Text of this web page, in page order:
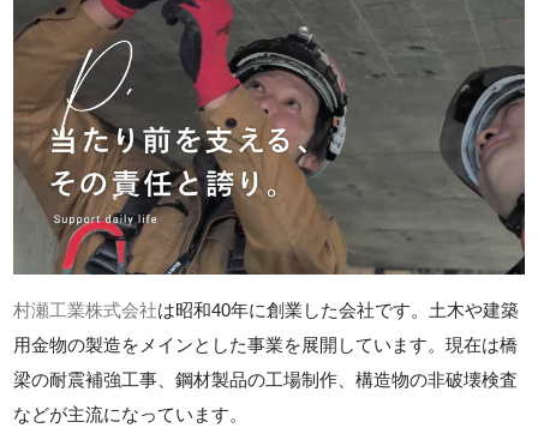
村瀬工業株式会社は昭和40年に創業した会社です。土木や建築
用金物の製造をメインとした事業を展開しています。現在は橋
梁の耐震補強工事、鋼材製品の工場制作、構造物の非破壊検査
などが主流になっています。